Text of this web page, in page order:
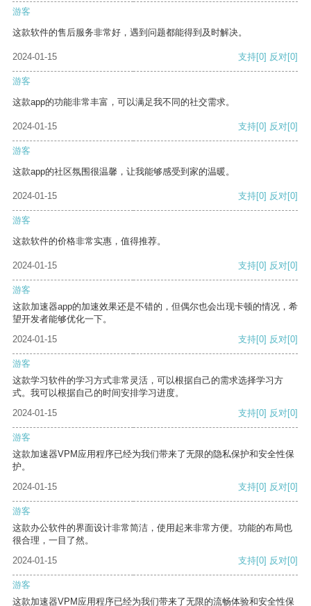
游客
这款软件的售后服务非常好，遇到问题都能得到及时解决。
2024-01-15 支持[0] 反对[0]
游客
这款app的功能非常丰富，可以满足我不同的社交需求。
2024-01-15 支持[0] 反对[0]
游客
这款app的社区氛围很温馨，让我能够感受到家的温暖。
2024-01-15 支持[0] 反对[0]
游客
这款软件的价格非常实惠，值得推荐。
2024-01-15 支持[0] 反对[0]
游客
这款加速器app的加速效果还是不错的，但偶尔也会出现卡顿的情况，希
望开发者能够优化一下。
2024-01-15
支持[0] 反对[0]
游客
这款学习软件的学习方式非常灵活，可以根据自己的需求选择学习方
式。我可以根据自己的时间安排学习进度。
2024-01-15
支持[0] 反对[0]
游客
这款加速器VPM应用程序已经为我们带来了无限的隐私保护和安全性保
护。
2024-01-15
支持[0] 反对[0]
游客
这款办公软件的界面设计非常简洁，使用起来非常方便。功能的布局也
很合理，一目了然。
2024-01-15
支持[0] 反对[0]
游客
这款加速器VPM应用程序已经为我们带来了无限的流畅体验和安全性保